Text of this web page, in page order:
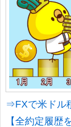
⇒FXで米ドル
【全約定履歴